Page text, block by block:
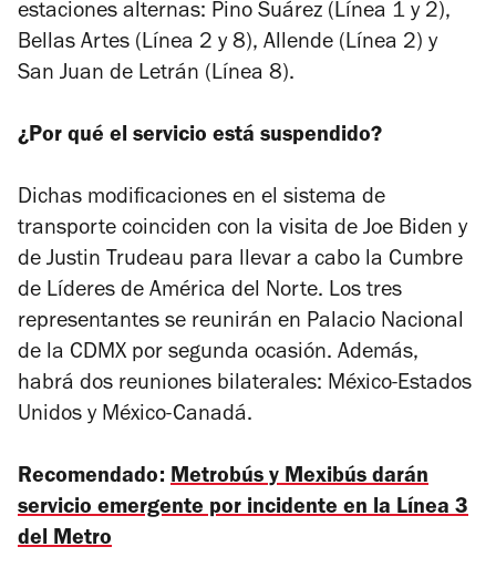
estaciones alternas: Pino Suárez (Línea 1 y 2),
Bellas Artes (Línea 2 y 8), Allende (Línea 2) y
San Juan de Letrán (Línea 8).
¿Por qué el servicio está suspendido?
Dichas modificaciones en el sistema de
transporte coinciden con la visita de Joe Biden y
de Justin Trudeau para llevar a cabo la Cumbre
de Líderes de América del Norte. Los tres
representantes se reunirán en Palacio Nacional
de la CDMX por segunda ocasión. Además,
habrá dos reuniones bilaterales: México-Estados
Unidos y México-Canadá.
Recomendado: Metrobús y Mexibús darán
servicio emergente por incidente en la Línea 3
del Metro